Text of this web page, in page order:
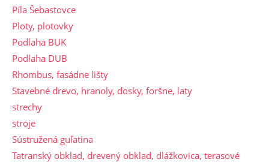
Píla Šebastovce
Ploty, plotovky
Podlaha BUK
Podlaha DUB
Rhombus, fasádne lišty
Stavebné drevo, hranoly, dosky, foršne, laty
strechy
stroje
Sústružená guľatina
Tatranský obklad, drevený obklad, dlážkovica, terasové